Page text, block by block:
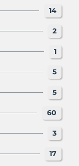
14
2
1
5
5
60
3
17